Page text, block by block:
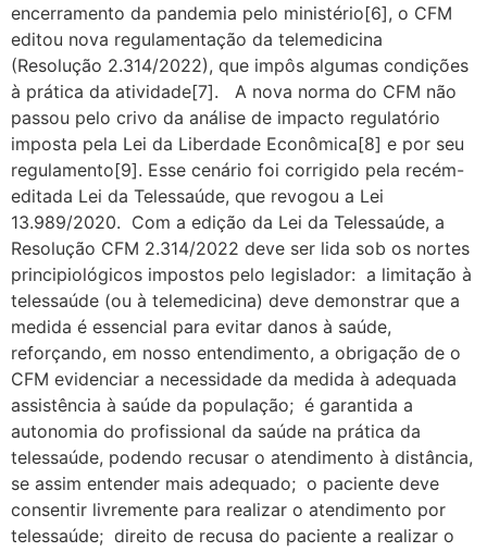
encerramento da pandemia pelo ministério[6], o CFM
editou nova regulamentação da telemedicina
(Resolução 2.314/2022), que impôs algumas condições
à prática da atividade[7]. A nova norma do CFM não
passou pelo crivo da análise de impacto regulatório
imposta pela Lei da Liberdade Econômica[8] e por seu
regulamento[9]. Esse cenário foi corrigido pela recém-
editada Lei da Telessaúde, que revogou a Lei
13.989/2020. Com a edição da Lei da Telessaúde, a
Resolução CFM 2.314/2022 deve ser lida sob os nortes
principiológicos impostos pelo legislador: a limitação à
telessaúde (ou à telemedicina) deve demonstrar que a
medida é essencial para evitar danos à saúde,
reforçando, em nosso entendimento, a obrigação de o
CFM evidenciar a necessidade da medida à adequada
assistência à saúde da população; é garantida a
autonomia do profissional da saúde na prática da
telessaúde, podendo recusar o atendimento à distância,
se assim entender mais adequado; o paciente deve
consentir livremente para realizar o atendimento por
telessaúde; direito de recusa do paciente a realizar o